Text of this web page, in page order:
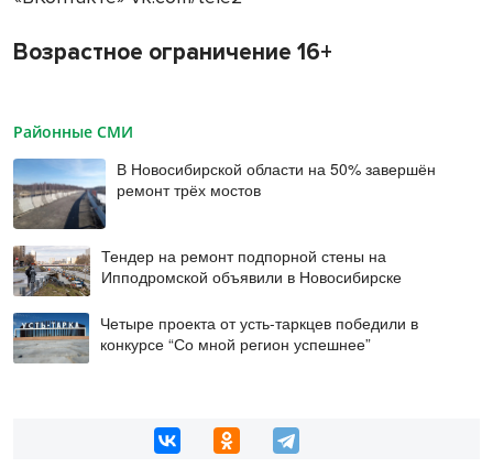
Возрастное ограничение 16+
Районные СМИ
В Новосибирской области на 50% завершён
ремонт трёх мостов
Тендер на ремонт подпорной стены на
Ипподромской объявили в Новосибирске
Четыре проекта от усть-таркцев победили в
конкурсе “Со мной регион успешнее”